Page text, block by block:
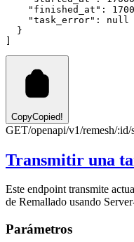
"finished_at" :
"task_error" :
null
  }
]
CopyCopied!
GET/openapi/v1/remesh/:id/
Transmitir una
Este endpoint transmite
de Remallado usando
Parámetros